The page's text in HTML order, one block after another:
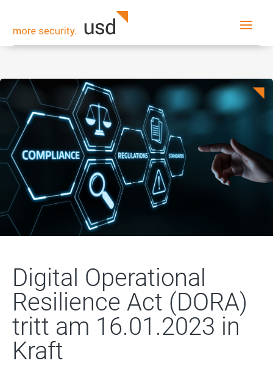
Digital Operational
Resilience Act (DORA)
tritt am 16.01.2023 in
Kraft